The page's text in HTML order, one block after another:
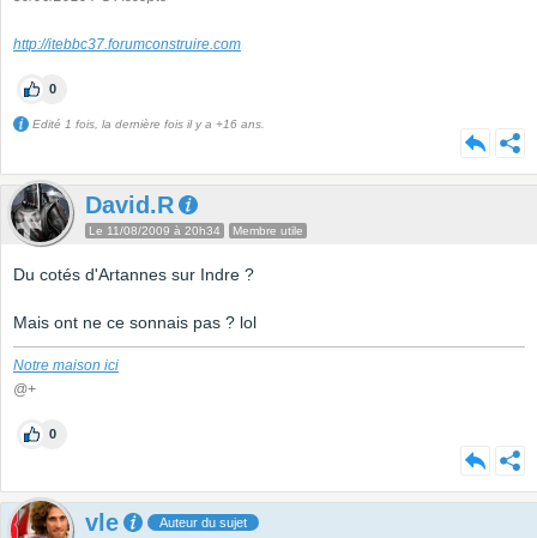
http://itebbc37.forumconstruire.com
0
Edité 1 fois, la dernière fois il y a +16 ans.
David.R
Le 11/08/2009 à 20h34 Membre utile
Du cotés d'Artannes sur Indre ?
Mais ont ne ce sonnais pas ? lol
Notre maison ici
@+
0
vle Auteur du sujet